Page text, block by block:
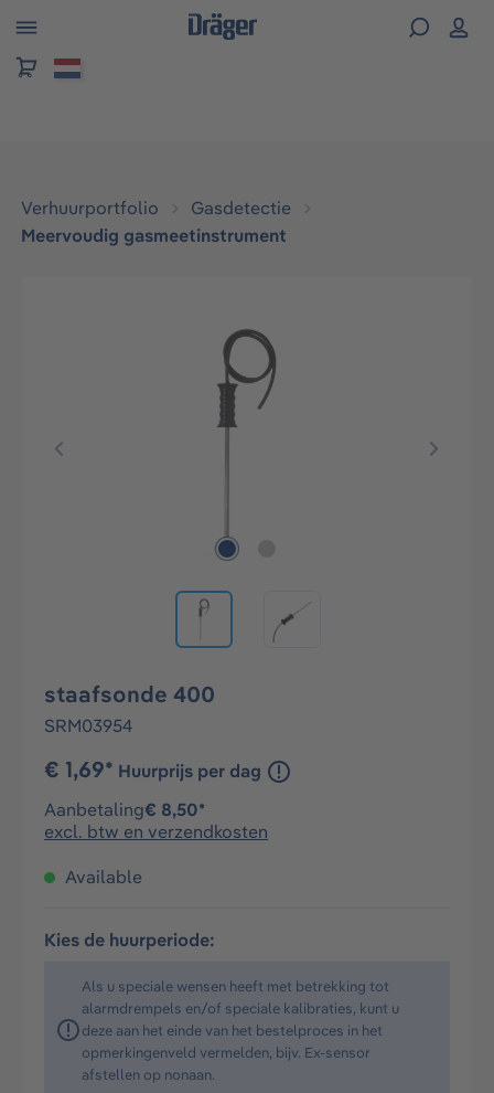
Verhuurportfolio
Gasdetectie
Meervoudig gasmeetinstrument
Afbeeldingengalerij overslaan
staafsonde 400
SRM03954
Huurprijs per dag
€ 1,69*
Aanbetaling€ 8,50*
excl. btw en verzendkosten
Available
Kies de huurperiode:
Als u speciale wensen heeft met betrekking tot
alarmdrempels en/of speciale kalibraties, kunt u
deze aan het einde van het bestelproces in het
opmerkingenveld vermelden, bijv. Ex-sensor
afstellen op nonaan.